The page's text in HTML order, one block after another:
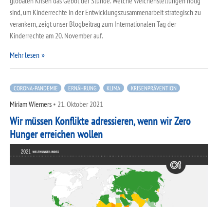
sind, um Kinderrechte in der Entwicklungszusammenarbeit strategisch zu
verankern, zeigt unser Blogbeitrag zum Internationalen Tag der
Kinderrechte am 20. November auf.
Mehr lesen
CORONA-PANDEMIE ERNÄHRUNG KLIMA KRISENPRÄVENTION
Miriam Wiemers • 21. Oktober 2021
Wir müssen Konflikte adressieren, wenn wir Zero
Hunger erreichen wollen